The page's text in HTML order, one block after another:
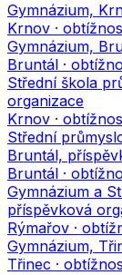
Gymnázium,
Krnov ·
Gymnázium,
Bruntál ·
Střední škola
organizace
Krnov ·
Střední
Bruntál,
Bruntál ·
Gymnázium a
příspěvková
Rýmařov ·
Gymnázium,
Třinec ·